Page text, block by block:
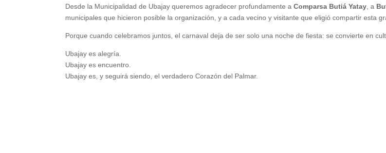
Desde la Municipalidad de Ubajay queremos agradecer profundamente aComparsa Butiá Yatay, a
municipales que hicieron posible la organización, y a cada vecino y visitante que eligió compartir esta
Porque cuando celebramos juntos, el carnaval deja de ser solo una noche de fiesta: se convierte en
Ubajay es alegría.
Ubajay es encuentro.
Ubajay es, y seguirá siendo, el verdadero Corazón del Palmar.